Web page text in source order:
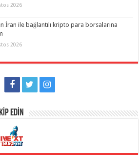
2026
İran ile bağlantılı kripto para borsalarına
2026
EDİN